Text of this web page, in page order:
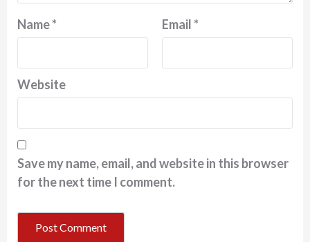
Name* Email*
Website
Save my name, email, and website in this browser
for the next time I comment.